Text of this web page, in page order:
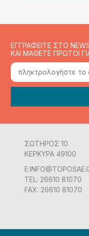
ΕΓΓΡΑΦΕΙΤΕ ΣΤΟ
ΚΑΙ ΜΑΘΕΤΕ ΠΡΩΤΟΙ
ΣΩΤΗΡΟΣ 10
ΚΕΡΚΥΡΑ 49100
TEL: 26610 81070
FAX: 26610 81070